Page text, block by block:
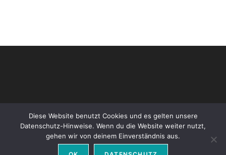
Datenschutz Impressum
Diese Website benutzt Cookies und es gelten unsere
Datenschutz-Hinweise. Wenn du die Website weiter nutzt,
gehen wir von deinem Einverständnis aus.